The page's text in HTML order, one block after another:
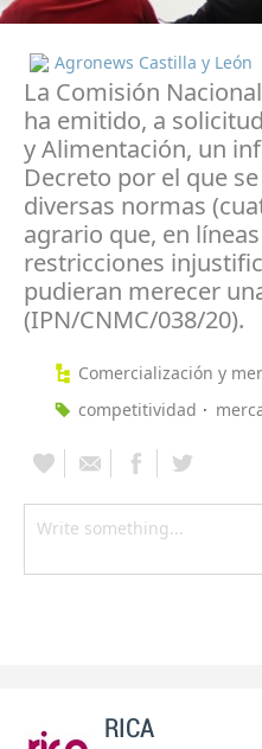
Agronews Castilla y León
La Comisión
ha emitido, a
y Alimentación, un
Decreto por el que
diversas normas
agrario que, en
restricciones
pudieran merecer
(IPN/CNMC/038/20).
Comercialización y
competitividad
RICA